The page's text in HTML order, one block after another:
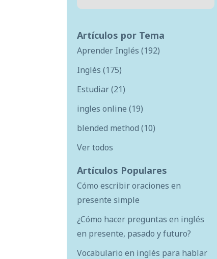
Artículos por Tema
Aprender Inglés (192)
Inglés (175)
Estudiar(21)
ingles online (19)
blended method (10)
Ver todos
Artículos Populares
Cómo escribir oraciones en
presente simple
¿Cómo hacer preguntas en inglés
en presente, pasado y futuro?
Vocabulario en inglés para hablar